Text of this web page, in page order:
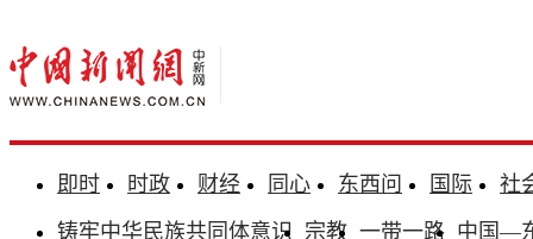
即时 时政 财经 同心 东西问 国际
社
铸牢中华民族共同体意识 宗教 一带一路 中国—